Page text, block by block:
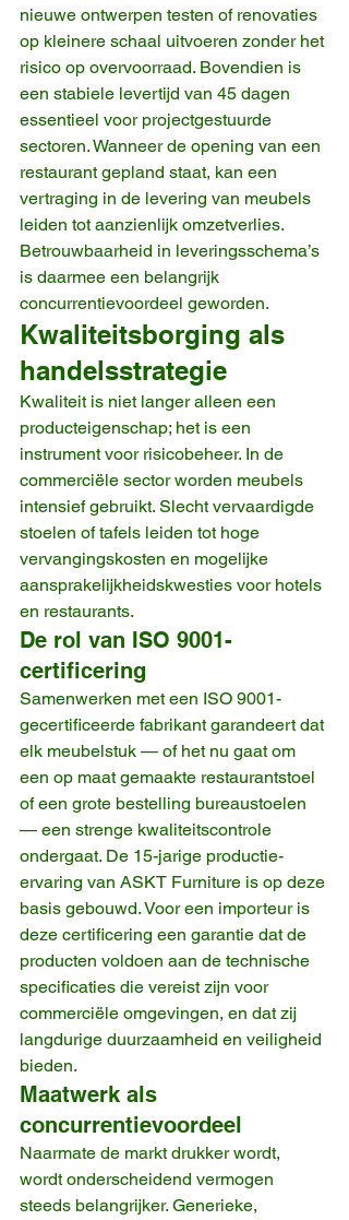
nieuwe ontwerpen testen of renovaties
op kleinere schaal uitvoeren zonder het
risico op overvoorraad. Bovendien is
een stabiele levertijd van 45 dagen
essentieel voor projectgestuurde
sectoren. Wanneer de opening van een
restaurant gepland staat, kan een
vertraging in de levering van meubels
leiden tot aanzienlijk omzetverlies.
Betrouwbaarheid in leveringsschema’s
is daarmee een belangrijk
concurrentievoordeel geworden.
Kwaliteitsborging als
handelsstrategie
Kwaliteit is niet langer alleen een
producteigenschap; het is een
instrument voor risicobeheer. In de
commerciële sector worden meubels
intensief gebruikt. Slecht vervaardigde
stoelen of tafels leiden tot hoge
vervangingskosten en mogelijke
aansprakelijkheidskwesties voor hotels
en restaurants.
De rol van ISO 9001-
certificering
Samenwerken met een ISO 9001-
gecertificeerde fabrikant garandeert dat
elk meubelstuk — of het nu gaat om
een op maat gemaakte restaurantstoel
of een grote bestelling bureaustoelen
— een strenge kwaliteitscontrole
ondergaat. De 15-jarige productie-
ervaring van ASKT Furniture is op deze
basis gebouwd. Voor een importeur is
deze certificering een garantie dat de
producten voldoen aan de technische
specificaties die vereist zijn voor
commerciële omgevingen, en dat zij
langdurige duurzaamheid en veiligheid
bieden.
Maatwerk als
concurrentievoordeel
Naarmate de markt drukker wordt,
wordt onderscheidend vermogen
steeds belangrijker. Generieke,